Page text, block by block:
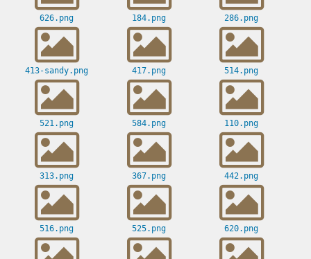
626.png 184.png 286.png
413-sandy.png 417.png 514.png
521.png 584.png 110.png
313.png 367.png 442.png
516.png 525.png 620.png